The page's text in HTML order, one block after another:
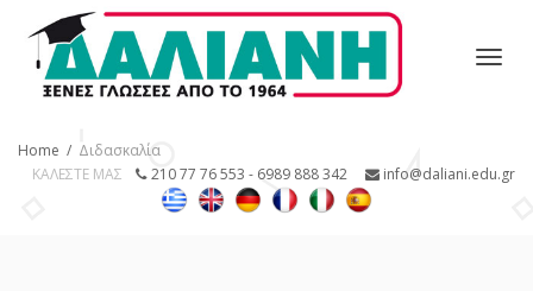
Home
Διδασκαλία
ΚΑΛΕΣΤΕ ΜΑΣ
210 77 76 553 - 6989 888 342 info@daliani.edu.gr